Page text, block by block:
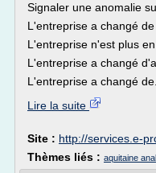
Signaler une anomalie
L'entreprise a changé
L'entreprise n'est plus
L'entreprise a changé
L'entreprise a changé
Lire la suite
Site : http://services.e-
Thèmes liés : aquitaine